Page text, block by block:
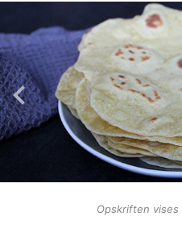
Opskriften